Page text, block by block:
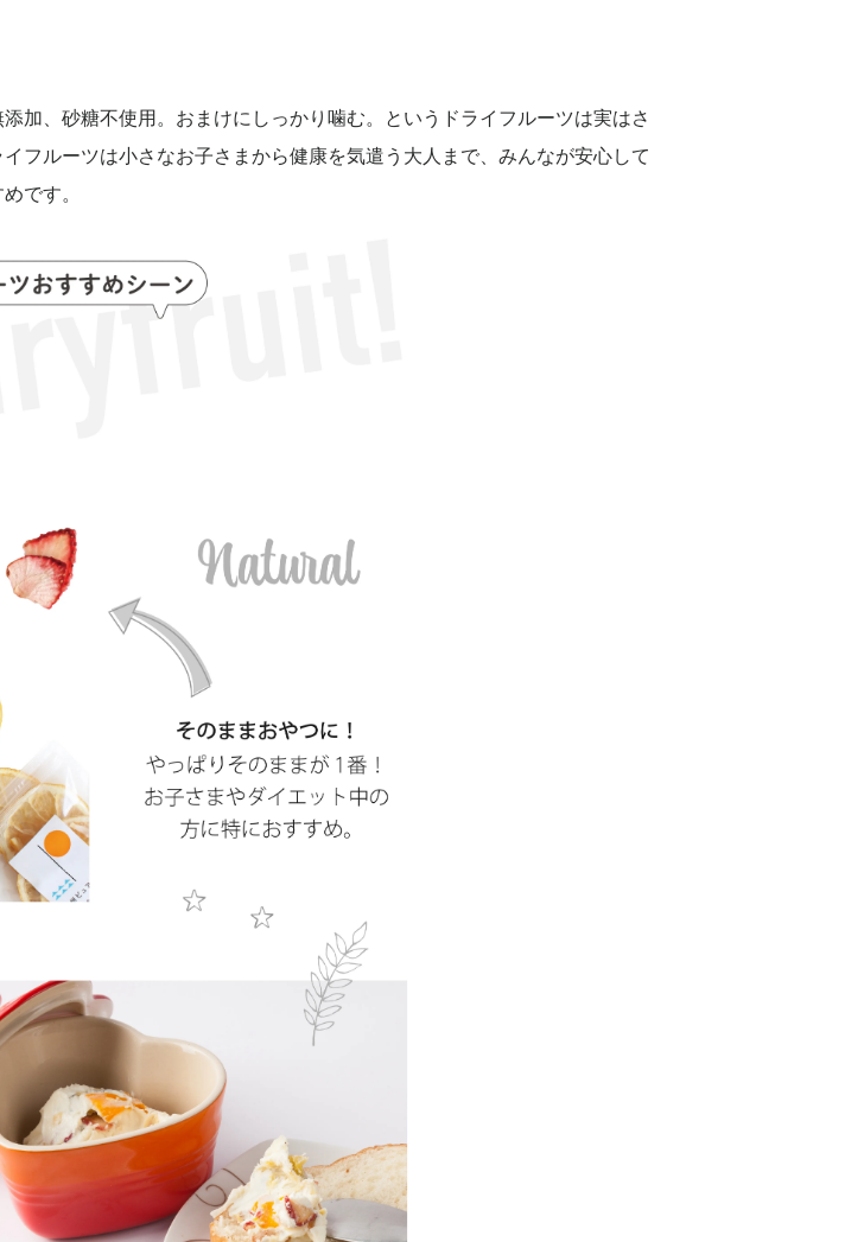
加、砂糖不使用。おまけにしっかり噛む。というドライフルーツは実はさ
フルーツは小さなお子さまから健康を気遣う大人まで、みんなが安心して
です。